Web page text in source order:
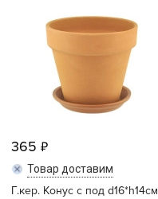
365
Товар доставим
Г.кер. Конус с под d16*h14см